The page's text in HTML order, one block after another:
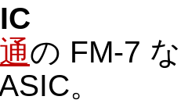
の FM-7
。